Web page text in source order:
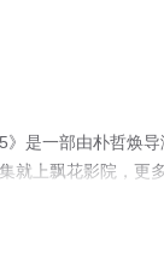
是一部由朴哲焕
就上飘花影院，更